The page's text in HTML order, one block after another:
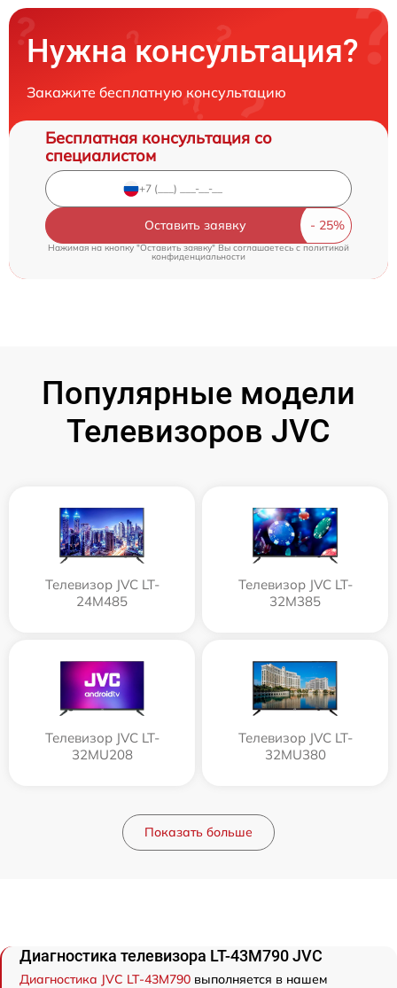
Нужна консультация?
Закажите бесплатную консультацию
Бесплатная консультация со
специалистом
Оставить заявку
Нажимая на кнопку "Оставить заявку" Вы соглашаетесь cполитикой
конфиденциальности
Популярные модели
Телевизоров JVC
Телевизор JVC LT-
24M485
Телевизор JVC LT-
32M385
Телевизор JVC LT-
32MU208
Телевизор JVC LT-
32MU380
Показать больше
Диагностика телевизора LT-43M790 JVC
Диагностика JVC LT-43M790 выполняется в нашем